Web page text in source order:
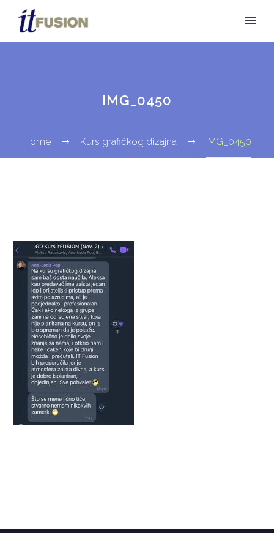
IMG_0450
Home Kurs grafičkog dizajna IMG_0450